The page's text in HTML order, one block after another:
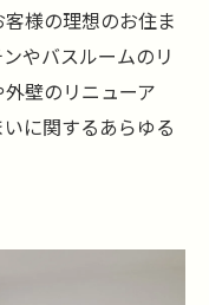
様の理想のお住ま
やバスルームのリ
壁のリニューア
に関するあらゆる